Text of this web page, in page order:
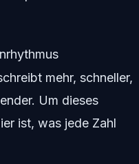
mehr, schneller,
Um dieses
ist, was jede Zahl